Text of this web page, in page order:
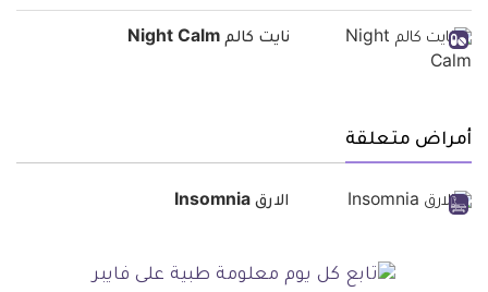
نايت كالم Night Calm
أمراض متعلقة
الارق Insomnia